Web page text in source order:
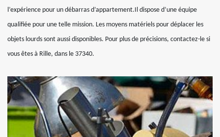
l’expérience pour un débarras d’appartement.Il dispose d’une équipe
qualifiée pour une telle mission. Les moyens matériels pour déplacer les
objets lourds sont aussi disponibles. Pour plus de précisions, contactez-le si
vous êtes à Rille, dans le 37340.